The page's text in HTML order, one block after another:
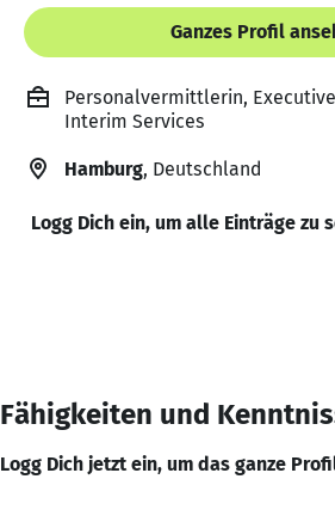
Ganzes Profil
Personalvermittlerin,
Interim Services
Hamburg, Deutschland
Logg Dich ein, um alle Einträge zu
Fähigkeiten und
Logg Dich jetzt ein, um das ganze